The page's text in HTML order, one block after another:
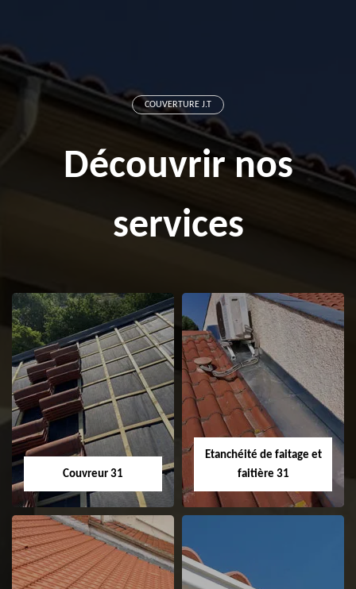
COUVERTURE J.T
Découvrir nos
services
Couvreur 31
Etanchéité de faitage et
faitière 31